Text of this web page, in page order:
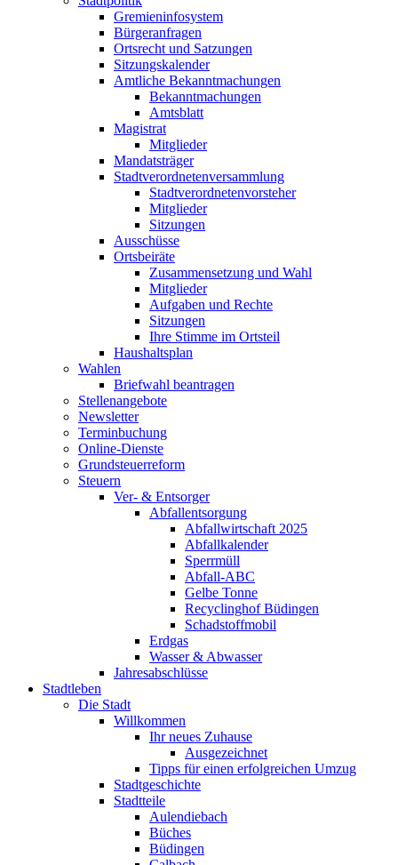
Gremieninfosystem
Bürgeranfragen
Ortsrecht und Satzungen
Sitzungskalender
Amtliche Bekanntmachungen
Bekanntmachungen
Amtsblatt
Magistrat
Mitglieder
Mandatsträger
Stadtverordnetenversammlung
Stadtverordnetenvorsteher
Mitglieder
Sitzungen
Ausschüsse
Ortsbeiräte
Zusammensetzung und Wahl
Mitglieder
Aufgaben und Rechte
Sitzungen
Ihre Stimme im Ortsteil
Haushaltsplan
Wahlen
Briefwahl beantragen
Stellenangebote
Newsletter
Terminbuchung
Online-Dienste
Grundsteuerreform
Steuern
Ver- & Entsorger
Abfallentsorgung
Abfallwirtschaft 2025
Abfallkalender
Sperrmüll
Abfall-ABC
Gelbe Tonne
Recyclinghof Büdingen
Schadstoffmobil
Erdgas
Wasser & Abwasser
Jahresabschlüsse
Stadtleben
Die Stadt
Willkommen
Ihr neues Zuhause
Ausgezeichnet
Tipps für einen erfolgreichen Umzug
Stadtgeschichte
Stadtteile
Aulendiebach
Büches
Büdingen